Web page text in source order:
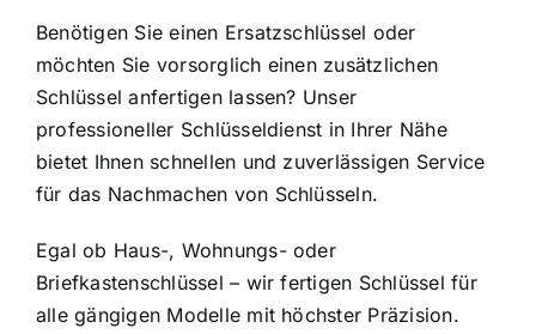
Benötigen Sie einen Ersatzschlüssel oder
möchten Sie vorsorglich einen zusätzlichen
Schlüssel anfertigen lassen? Unser
professioneller Schlüsseldienst in Ihrer Nähe
bietet Ihnen schnellen und zuverlässigen Service
für das Nachmachen von Schlüsseln.
Egal ob Haus-, Wohnungs- oder
Briefkastenschlüssel – wir fertigen Schlüssel für
alle gängigen Modelle mit höchster Präzision.